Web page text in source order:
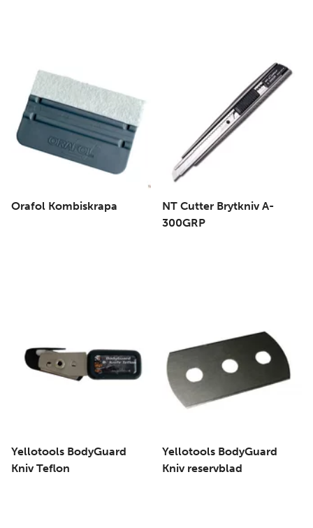
Orafol Kombiskrapa
NT Cutter Brytkniv A-
300GRP
Yellotools BodyGuard
Kniv Teflon
Yellotools BodyGuard
Kniv reservblad